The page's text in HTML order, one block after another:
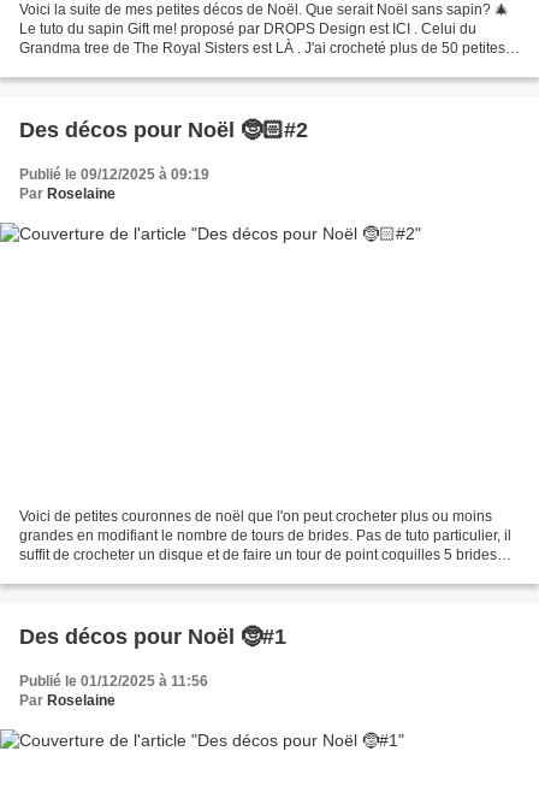
Voici la suite de mes petites décos de Noël. Que serait Noël sans sapin? 🎄
Le tuto du sapin Gift me! proposé par DROPS Design est ICI . Celui du
Grandma tree de The Royal Sisters est LÀ . J'ai crocheté plus de 50 petites
Des décos pour Noël 🤶🏻#2
Publié le 09/12/2025 à 09:19
Par Roselaine
Voici de petites couronnes de noël que l'on peut crocheter plus ou moins
grandes en modifiant le nombre de tours de brides. Pas de tuto particulier, il
suffit de crocheter un disque et de faire un tour de point coquilles 5 brides
Des décos pour Noël 🤶#1
Publié le 01/12/2025 à 11:56
Par Roselaine